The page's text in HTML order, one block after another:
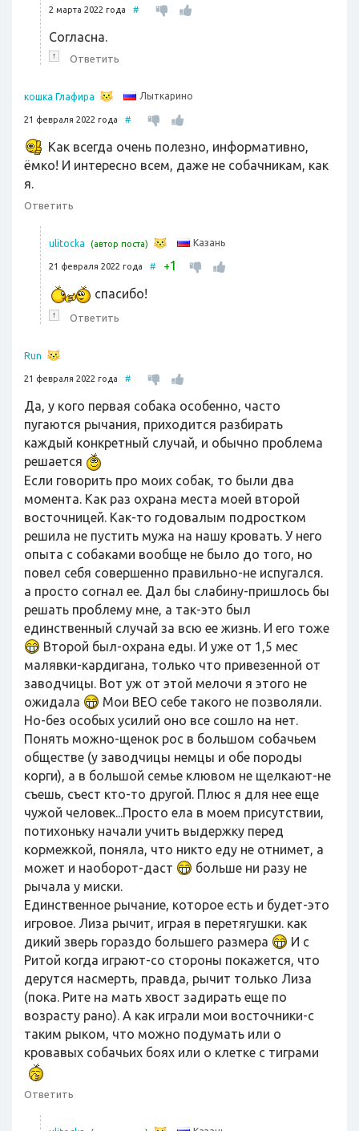
2 марта 2022 года #
Согласна.
↑ Ответить
кошка Глафира Лыткарино
21 февраля 2022 года #
Как всегда очень полезно, информативно,
ёмко! И интересно всем, даже не собачникам, как
я.
Ответить
ulitocka (автор поста) Казань
21 февраля 2022 года # +1
спасибо!
↑ Ответить
Run
21 февраля 2022 года #
Да, у кого первая собака особенно, часто
пугаются рычания, приходится разбирать
каждый конкретный случай, и обычно проблема
решается
Если говорить про моих собак, то были два
момента. Как раз охрана места моей второй
восточницей. Как-то годовалым подростком
решила не пустить мужа на нашу кровать. У него
опыта с собаками вообще не было до того, но
повел себя совершенно правильно-не испугался.
а просто согнал ее. Дал бы слабину-пришлось бы
решать проблему мне, а так-это был
единственный случай за всю ее жизнь. И его тоже
Второй был-охрана еды. И уже от 1,5 мес
малявки-кардигана, только что привезенной от
заводчицы. Вот уж от этой мелочи я этого не
ожидала
Мои ВЕО себе такого не позволяли.
Но-без особых усилий оно все сошло на нет.
Понять можно-щенок рос в большом собачьем
обществе (у заводчицы немцы и обе породы
корги), а в большой семье клювом не щелкают-не
съешь, съест кто-то другой. Плюс я для нее еще
чужой человек...Просто ела в моем присутствии,
потихоньку начали учить выдержку перед
кормежкой, поняла, что никто еду не отнимет, а
может и наоборот-даст
больше ни разу не
рычала у миски.
Единственное рычание, которое есть и будет-это
игровое. Лиза рычит, играя в перетягушки. как
дикий зверь гораздо большего размера
И с
Ритой когда играют-со стороны покажется, что
дерутся насмерть, правда, рычит только Лиза
(пока. Рите на мать хвост задирать еще по
возрасту рано). А как играли мои восточники-с
таким рыком, что можно подумать или о
кровавых собачьих боях или о клетке с тиграми
Ответить